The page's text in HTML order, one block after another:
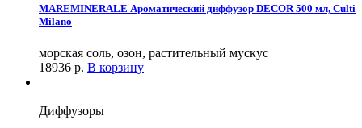
MAREMINERALE Ароматический диффузор DECOR 500 мл, Culti
Milano
морская соль, озон, растительный мускус
18936 р. В корзину
Диффузоры